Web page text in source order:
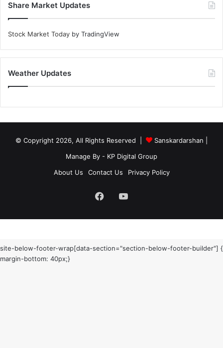
Share Market Updates
Stock Market Today by TradingView
Weather Updates
© Copyright 2026, All Rights Reserved | Sanskardarshan
Manage By - KP Digital Group
About Us
Contact Us Privacy Policy
FacebookYouTube
site-below-footer-wrap[data-section="section-below-footer-builder"] {
margin-bottom: 40px;}